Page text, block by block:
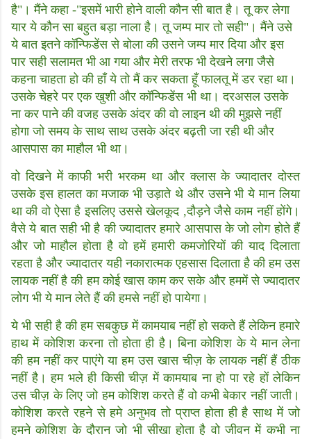
है"। मैंने कहा -"इसमें भारी होने वाली कौन सी बात है। तू कर लेगा
यार ये कौन सा बहुत बड़ा नाला है। तू जम्प मार तो सही"। मैंने उसे
ये बात इतने कॉन्फिडेंस से बोला की उसने जम्प मार दिया और इस
पार सही सलामत भी आ गया और मेरी तरफ भी देखने लगा जैसे
कहना चाहता हो की हाँ ये तो मैं कर सकता हूँ फालतू में डर रहा था।
उसके चेहरे पर एक खुशी और कॉन्फिडेंस भी था। दरअसल उसके
ना कर पाने की वजह उसके अंदर की वो लाइन थी की मुझसे नहीं
होगा जो समय के साथ साथ उसके अंदर बढ़ती जा रही थी और
आसपास का माहौल भी था।
वो दिखने में काफी भरी भरकम था और क्लास के ज्यादातर दोस्त
उसके इस हालत का मजाक भी उड़ाते थे और उसने भी ये मान लिया
था की वो ऐसा है इसलिए उससे खेलकूद ,दौड़ने जैसे काम नहीं होंगे।
वैसे ये बात सही भी है की ज्यादातर हमारे आसपास के जो लोग होते हैं
और जो माहौल होता है वो हमें हमारी कमजोरियों की याद दिलाता
रहता है और ज्यादातर यही नकारात्मक एहसास दिलाता है की हम उस
लायक नहीं है की हम कोई खास काम कर सके और हममें से ज्यादातर
लोग भी ये मान लेते हैं की हमसे नहीं हो पायेगा।
ये भी सही है की हम सबकुछ में कामयाब नहीं हो सकते हैं लेकिन हमारे
हाथ में कोशिश करना तो होता ही है। बिना कोशिश के ये मान लेना
की हम नहीं कर पाएंगे या हम उस खास चीज़ के लायक नहीं हैं ठीक
नहीं है। हम भले ही किसी चीज़ में कामयाब ना हो पा रहे हों लेकिन
उस चीज़ के लिए जो हम कोशिश करते हैं वो कभी बेकार नहीं जाती।
कोशिश करते रहने से हमे अनुभव तो प्राप्त होता ही है साथ में जो
हमने कोशिश के दौरान जो भी सीखा होता है वो जीवन में कभी ना